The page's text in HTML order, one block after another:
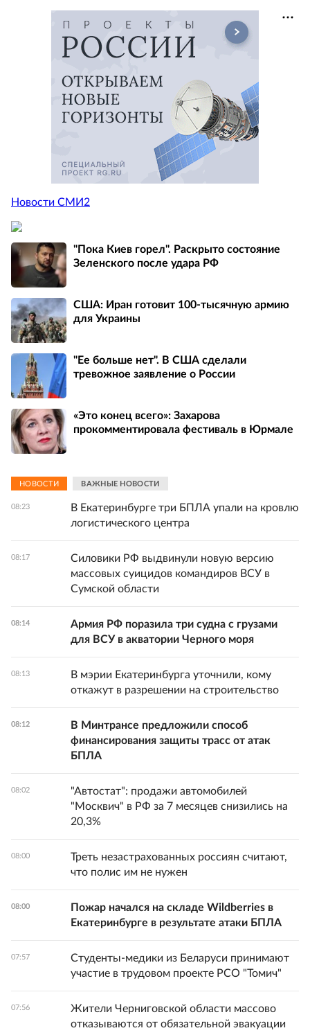
Новости СМИ2
"Пока Киев горел". Раскрыто состояние
Зеленского после удара РФ
США: Иран готовит 100-тысячную армию
для Украины
"Ее больше нет". В США сделали
тревожное заявление о России
«Это конец всего»: Захарова
прокомментировала фестиваль в Юрмале
НОВОСТИ ВАЖНЫЕ НОВОСТИ
08:23
В Екатеринбурге три БПЛА упали на кровлю
логистического центра
08:17
Силовики РФ выдвинули новую версию
массовых суицидов командиров ВСУ в
Сумской области
08:14
Армия РФ поразила три судна с грузами
для ВСУ в акватории Черного моря
08:13
В мэрии Екатеринбурга уточнили, кому
откажут в разрешении на строительство
08:12
В Минтрансе предложили способ
финансирования защиты трасс от атак
БПЛА
08:02
"Автостат": продажи автомобилей
"Москвич" в РФ за 7 месяцев снизились на
20,3%
08:00
Треть незастрахованных россиян считают,
что полис им не нужен
08:00
Пожар начался на складе Wildberries в
Екатеринбурге в результате атаки БПЛА
07:57
Студенты-медики из Беларуси принимают
участие в трудовом проекте РСО "Томич"
07:56
Жители Черниговской области массово
отказываются от обязательной эвакуации